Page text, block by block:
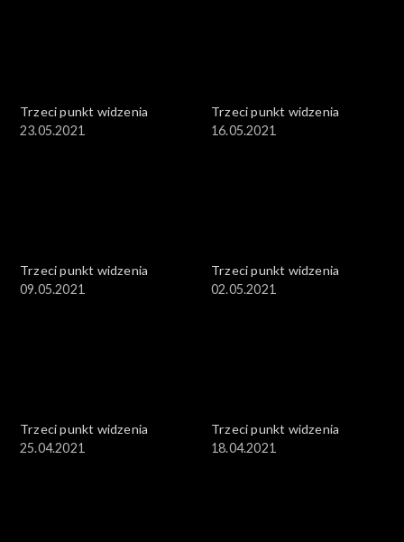
Trzeci punkt widzenia
23.05.2021
Trzeci punkt widzenia
16.05.2021
Trzeci punkt widzenia
09.05.2021
Trzeci punkt widzenia
02.05.2021
Trzeci punkt widzenia
25.04.2021
Trzeci punkt widzenia
18.04.2021